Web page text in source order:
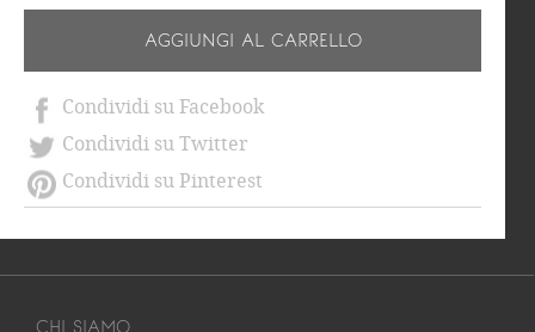
AGGIUNGI AL CARRELLO
Condividi su Facebook
Condividi su Twitter
Condividi su Pinterest
CHI SIAMO